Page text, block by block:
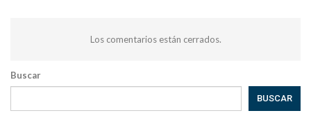
Los comentarios están cerrados.
Buscar
BUSCAR